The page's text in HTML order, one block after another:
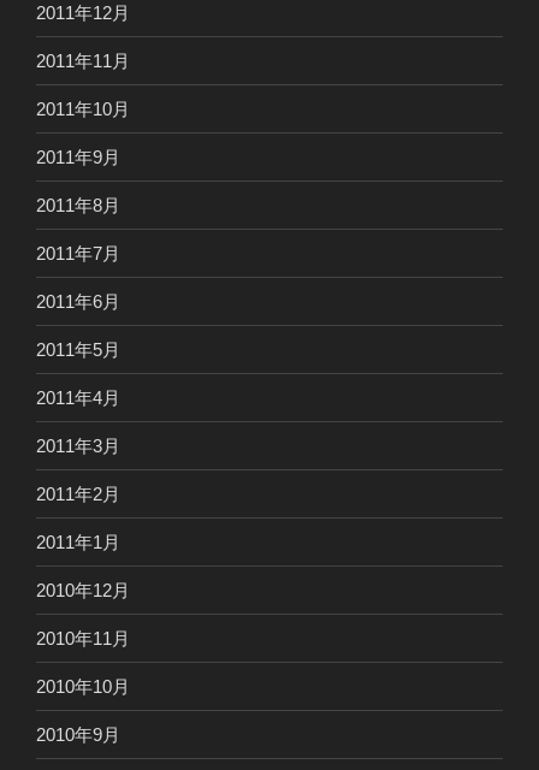
2011年12月
2011年11月
2011年10月
2011年9月
2011年8月
2011年7月
2011年6月
2011年5月
2011年4月
2011年3月
2011年2月
2011年1月
2010年12月
2010年11月
2010年10月
2010年9月